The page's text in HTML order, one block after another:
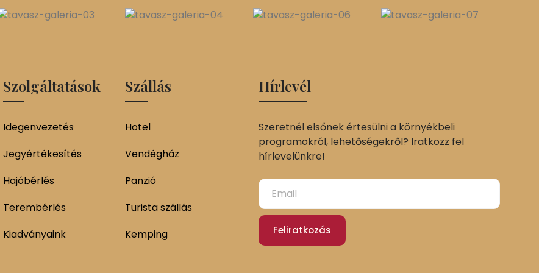
Szolgáltatások
Idegenvezetés
Jegyértékesítés
Hajóbérlés
Terembérlés
Kiadványaink
Szállás
Hotel
Vendégház
Panzió
Turista szállás
Kemping
Hírlevél
Szeretnél elsőnek értesülni a környékbeli
programokról, lehetőségekről? Iratkozz fel
hírlevelünkre!
Feliratkozás